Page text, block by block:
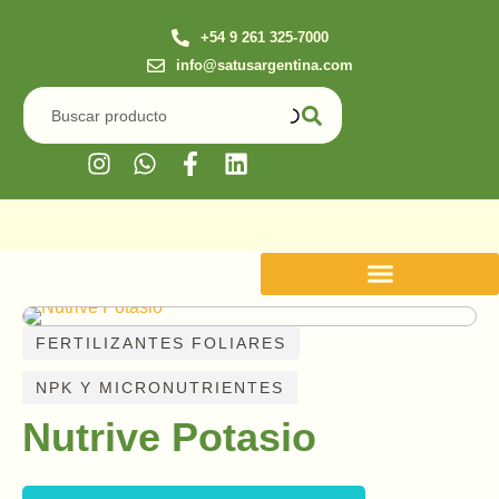
+54 9 261 325-7000
info@satusargentina.com
FERTILIZANTES FOLIARES
NPK Y MICRONUTRIENTES
Nutrive Potasio